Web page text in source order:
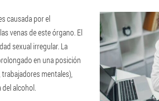
causada por el
venas de este órgano. El
sexual irregular. La
en una posición
mentales),
alcohol.